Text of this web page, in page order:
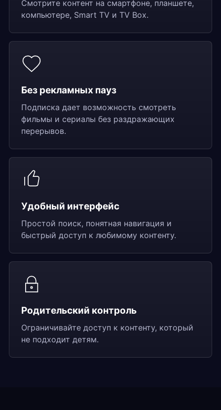
Смотрите контент на смартфоне, планшете,
компьютере, Smart TV и TV Box.
Без рекламных пауз
Подписка дает возможность смотреть
фильмы и сериалы без раздражающих
перерывов.
Удобный интерфейс
Простой поиск, понятная навигация и
быстрый доступ к любимому контенту.
Родительский контроль
Ограничивайте доступ к контенту, который
не подходит детям.